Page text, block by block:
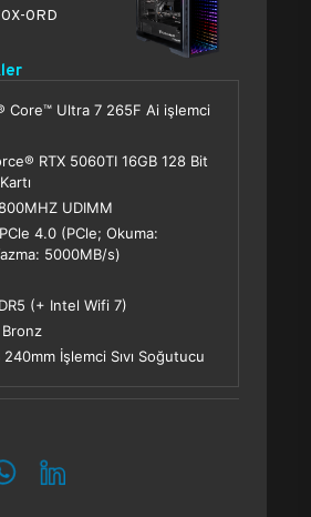
0RD
Core™ Ultra 7 265F Ai işlemci
RTX 5060TI 16GB 128 Bit
UDIMM
4.0 (PCle; Okuma:
5000MB/s)
(+ Intel Wifi 7)
İşlemci Sıvı Soğutucu